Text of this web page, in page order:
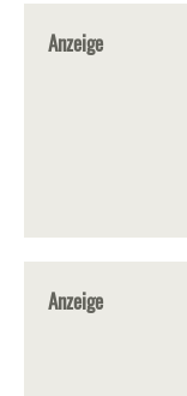
Anzeige
Anzeige